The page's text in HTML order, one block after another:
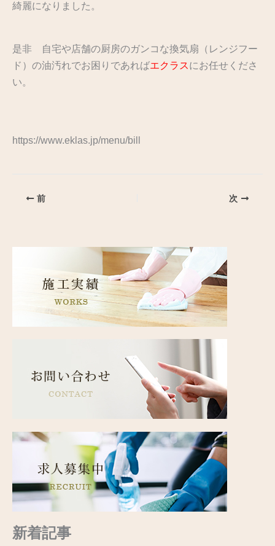
綺麗になりました。
是非 自宅や店舗の厨房のガンコな換気扇（レンジフー
ド）の油汚れでお困りであればエクラスにお任せくださ
い。
https://www.eklas.jp/menu/bill
前 次
新着記事